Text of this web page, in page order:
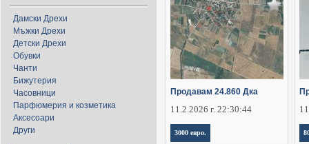
Дамски Дрехи
Мъжки Дрехи
Детски Дрехи
Обувки
Чанти
Бижутерия
Часовници
Парфюмерия и козметика
Аксесоари
Други
Продавам 24.860 Дка
11.2.2026 г. 22:30:44
3000 евро.